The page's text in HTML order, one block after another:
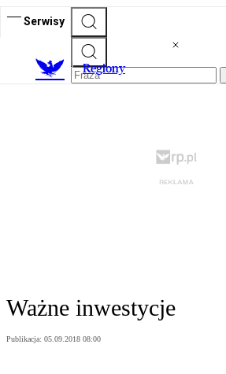
Serwisy
Regiony
Ważne inwestycje
Publikacja: 05.09.2018 08:00